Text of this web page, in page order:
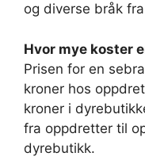
og diverse bråk
Hvor mye koster
Prisen for en
kroner hos
kroner i
fra oppdretter til
dyrebutikk.